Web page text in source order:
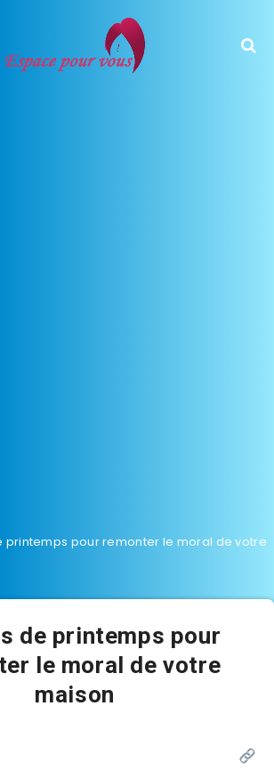
printemps pour remonter le moral de votre
de printemps pour
le moral de votre
maison